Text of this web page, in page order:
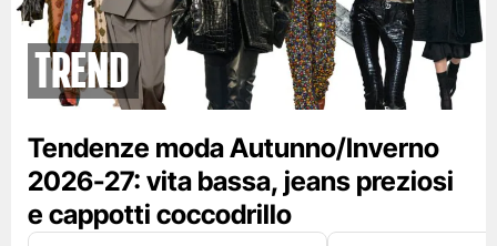
Trend
Tendenze moda Autunno/Inverno
2026-27: vita bassa, jeans preziosi
e cappotti coccodrillo